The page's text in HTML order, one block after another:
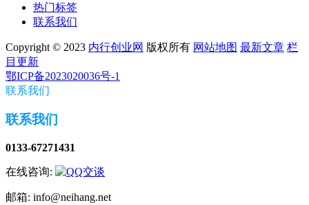
热门标签
联系我们
Copyright © 2023 内行创业网 版权所有 网站地图 最新文章 栏
目更新
鄂ICP备2023020036号-1
联系我们
联系我们
0133-67271431
在线咨询:
邮箱: info@neihang.net